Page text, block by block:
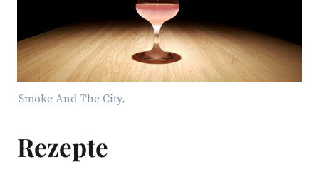
Smoke And The City.
Rezepte